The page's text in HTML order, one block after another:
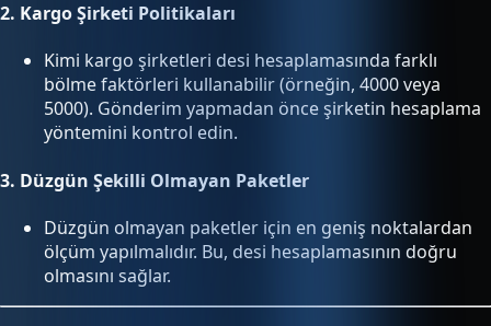
2. Kargo Şirketi Politikaları
Kimi kargo şirketleri desi hesaplamasında farklı
bölme faktörleri kullanabilir (örneğin, 4000 veya
5000). Gönderim yapmadan önce şirketin hesaplama
yöntemini kontrol edin.
3. Düzgün Şekilli Olmayan Paketler
Düzgün olmayan paketler için en geniş noktalardan
ölçüm yapılmalıdır. Bu, desi hesaplamasının doğru
olmasını sağlar.